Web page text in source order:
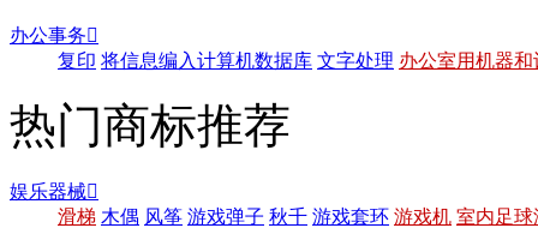
办公事务
复印 将信息编入计算机数据库 文字处理 办公室用机器
热门商标推荐
娱乐器械
滑梯 木偶 风筝 游戏弹子 秋千 游戏套环 游戏机 室内足球